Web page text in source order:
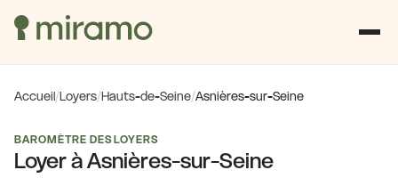
Accueil/Loyers/Hauts-de-Seine/Asnières-sur-Seine
BAROMÈTRE DES LOYERS
Loyer à Asnières-sur-Seine